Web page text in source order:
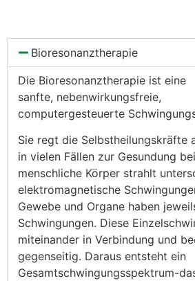
Bioresonanztherapie
Die Bioresonanztherapie ist eine
sanfte, nebenwirkungsfreie,
computergesteuerte
Sie regt die Selbstheilungskräfte
in vielen Fällen zur Gesundung
menschliche Körper strahlt
elektromagnetische
Gewebe und Organe haben
Schwingungen. Diese
miteinander in Verbindung und
gegenseitig. Daraus entsteht ein
Gesamtschwingungsspektrum-